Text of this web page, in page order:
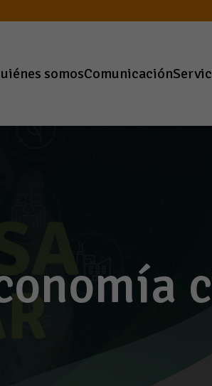
somosComunicación